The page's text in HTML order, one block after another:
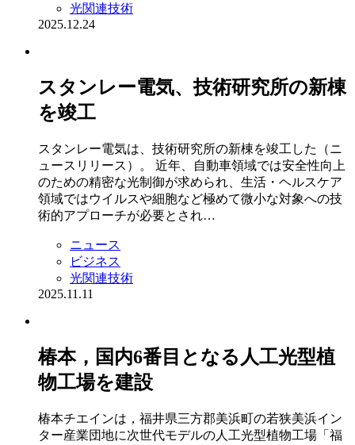
光関連技術
2025.12.24
スタンレー電気、技術研究所の新棟
を竣工
スタンレー電気は、技術研究所の新棟を竣工した（ニ
ュースリリース）。 近年、自動車領域では安全性向上
のための精密な光制御が求められ、生活・ヘルスケア
領域ではウイルスや細胞など極めて微小な対象への技
術的アプローチが必要とされ…
ニュース
ビジネス
光関連技術
2025.11.11
椿本，国内6番目となる人工光型植
物工場を建設
椿本チエインは，福井県三方郡美浜町の若狭美浜イン
ター産業団地に次世代モデルの人工光型植物工場「福